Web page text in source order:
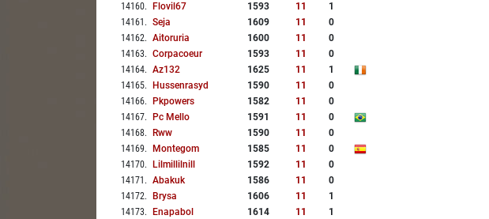
14160. Flovil67 1593 11
1
14161 . Seja 1609 11
0
14162. Aitoruria 1600 11
0
14163. Corpacoeur 1593 11
0
14164. Az132 1625 11
1
14165. Hussenrasyd 1590 11
0
14166. Pkpowers 1582 11
0
14167. Pc Mello 1591 11
0
14168. Rww 1590 11
0
14169. Montegom 1585 11
0
14170. Lilmillilnill 1592 11
0
14171 . Abakuk 1586 11
0
14172. Brysa 1606 11
1
14173. Enapabol 1614 11
1